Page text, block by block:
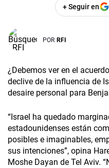
+ Seguir en
POR RFI
¿Debemos ver en el
declive de la influencia de
desaire personal para
“Israel ha quedado
estadounidenses están
posibles e imaginables,
sus intenciones”, opina
Moshe Dayan de Tel Aviv.